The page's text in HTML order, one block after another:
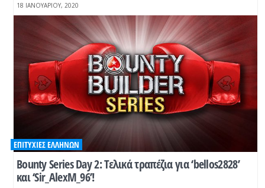
18 ΙΑΝΟΥΑΡΊΟΥ, 2020
Bounty Series Day 2: Τελικά τραπέζια για ‘bellos2828’
και ‘Sir_AlexM_96’!
ΕΠΙΤΥΧΊΕΣ ΕΛΛΉΝΩΝ